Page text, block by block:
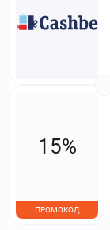
15%
ПРОМОКОД